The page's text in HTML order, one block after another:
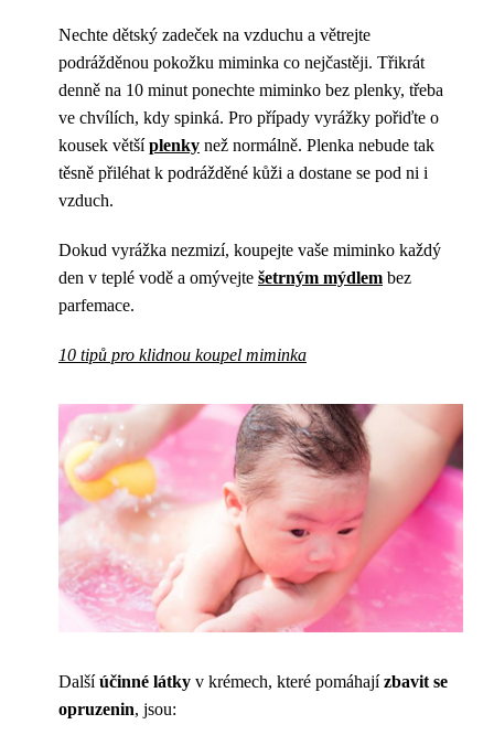
Nechte dětský zadeček na vzduchu a větrejte
podrážděnou pokožku miminka co nejčastěji. Třikrát
denně na 10 minut ponechte miminko bez plenky, třeba
ve chvílích, kdy spinká. Pro případy vyrážky pořiďte o
kousek většíplenky než normálně. Plenka nebude tak
těsně přiléhat k podrážděné kůži a dostane se pod ni i
vzduch.
Dokud vyrážka nezmizí, koupejte vaše miminko každý
den v teplé vodě a omývejte šetrným mýdlem bez
parfemace.
10 tipů pro klidnou koupel miminka
Dalšíúčinné látky v krémech, které pomáhajízbavit se
opruzenin, jsou: